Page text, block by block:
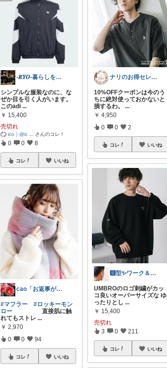
-𝑹𝒀𝑶-暮らしを変える
シンプルな服装なのに、な
ぜか目を引く人がいます。
このadi ...
￥ 15,400
売切れ
ico｜@ic さんのコレ！
0 0 8
コレ いいね
cao「お返事が出来ずごめんなさい」
#マフラー
#ロッキーモン
ロー 直接肌に触
れてもストレ ...
￥ 2,970
0 0 94
コレ いいね
ナリのお得セレクト
10%OFFクーポンは今のう
ちに絶対使っておかないと
損するわ。
...
￥ 4,950
0 0 2
コレ いいね
🅱️型✨ワーク＆ライフスタイル💪
UMBROのロゴ刺繍がカッ
コ良いオーバーサイズな ゆ
ったりとし ...
￥ 15,400
売切れ
3 0 211
コレ いいね